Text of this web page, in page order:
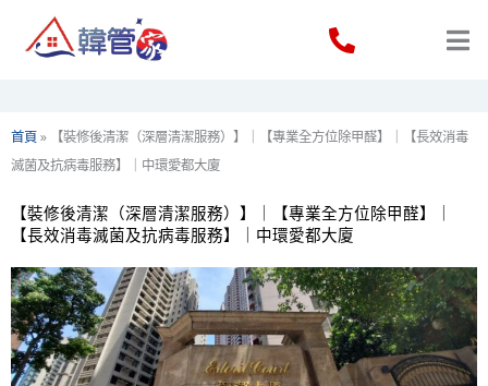
首頁»
【裝修後清潔（深層清潔服務）】｜【專業全方位除甲醛】｜【長效消毒
滅菌及抗病毒服務】｜中環愛都大廈
【裝修後清潔（深層清潔服務）】｜【專業全方位除甲醛】｜
【長效消毒滅菌及抗病毒服務】｜中環愛都大廈